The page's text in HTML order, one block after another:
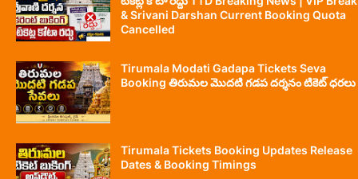
& Srivani Darshan Current Booking Quota
Cancelled
Tirumala Modati Gadapa Tickets Seva
Booking తిరుమల మొదటి గడప దర్శనం టికెట్ ధరలు
Tirumala Tickets Booking Updates Release
Dates & Booking Timings